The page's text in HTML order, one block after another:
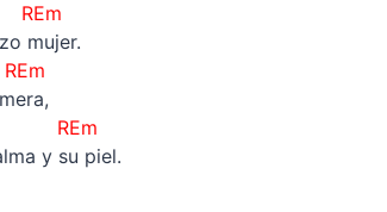
REm
mujer.
y su piel.